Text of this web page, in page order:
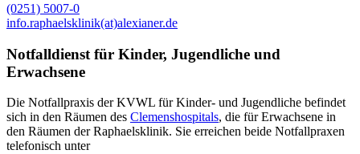
(0251) 5007-0
info.raphaelsklinik(at)alexianer.de
Notfalldienst für Kinder, Jugendliche und
Erwachsene
Die Notfallpraxis der KVWL für Kinder- und Jugendliche befindet
sich in den Räumen des Clemenshospitals, die für Erwachsene in
den Räumen der Raphaelsklinik. Sie erreichen beide Notfallpraxen
telefonisch unter